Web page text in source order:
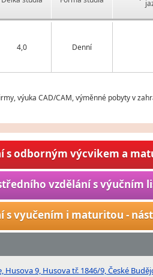
4,0 Denní
výuka CAD/CAM, výměnné pobyty v
s odborným výcvikem a
vzdělání s výučním
s vyučením i maturitou -
9, Husova tř. 1846/9, České